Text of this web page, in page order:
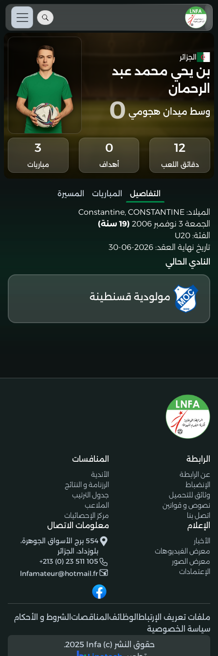
الجزائر
بن يحي محمد عبد
الرحمان
وسط ميدان هجومي 0
12
دقائق اللعب
0
أهداف
3
مباريات
التفاصيل المباريات
المسيرة
الميلاد: Constantine, CONSTANTINE
الجمعة 3 نوفمبر 2006
(19 سنة)
الفئة: U20
تاريخ نهاية العقد: 2026-06-30
النادي الحالي
مولودية قسنطينة
الرابطة
عن الرابطة
الإنضباط
وثائق للتحميل
نصوص و قوانين
اتصل بنا
المنافسات
الأندية
الرزنامة و النتائج
جدول الترتيب
الملاعب
مركز الإحصائيات
الإعلام
الأخبار
معرض الفيديوهات
معرض الصور
الإعتمادات
معلومات الاتصال
554 برج الأسواق الجوهرة،
بلوزداد، الجزائر
+213 (0) 23 511 105
lnfamateur@hotmail.fr
ملفات تعريف الإرتباط الوظائف المناقصات الشروط و الأحكام
سياسة الخصوصية
حقوق النشر (c) 2025 lnfa.